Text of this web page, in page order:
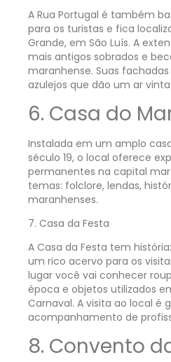
A Rua Portugal é também
para os turistas e fica
Grande, em São Luís. A
mais antigos sobrados e
maranhense. Suas
azulejos que dão um ar
6. Casa do
Instalada em um amplo
século 19, o local oferece
permanentes na capital
temas: folclore, lendas,
maranhenses.
7. Casa da Festa
A Casa da Festa tem
um rico acervo para os
lugar você vai conhecer
época e objetos utilizados
Carnaval. A visita ao local é
acompanhamento de
8. Convento